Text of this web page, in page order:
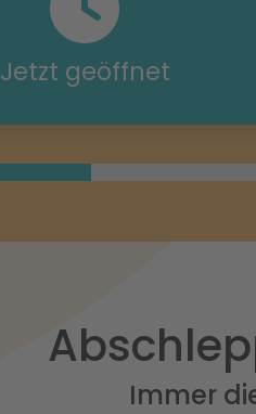
Jetzt geöffnet
Immer